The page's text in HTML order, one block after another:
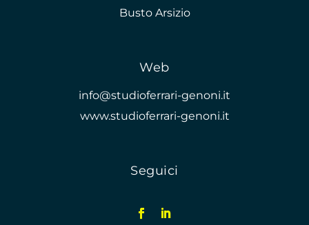
Busto Arsizio
Web
info@studioferrari-genoni.it
www.studioferrari-genoni.it
Seguici